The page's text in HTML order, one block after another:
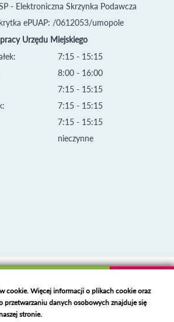
- Elektroniczna Skrzynka Podawcza
ePUAP: /0612053/umopole
Urzędu Miejskiego
7:15 - 15:15
8:00 - 16:00
7:15 - 15:15
7:15 - 15:15
7:15 - 15:15
nieczynne
polspam.pl/
cookie. Więcej informacji o plikach cookie oraz
przetwarzaniu danych osobowych znajduje się
stronie.